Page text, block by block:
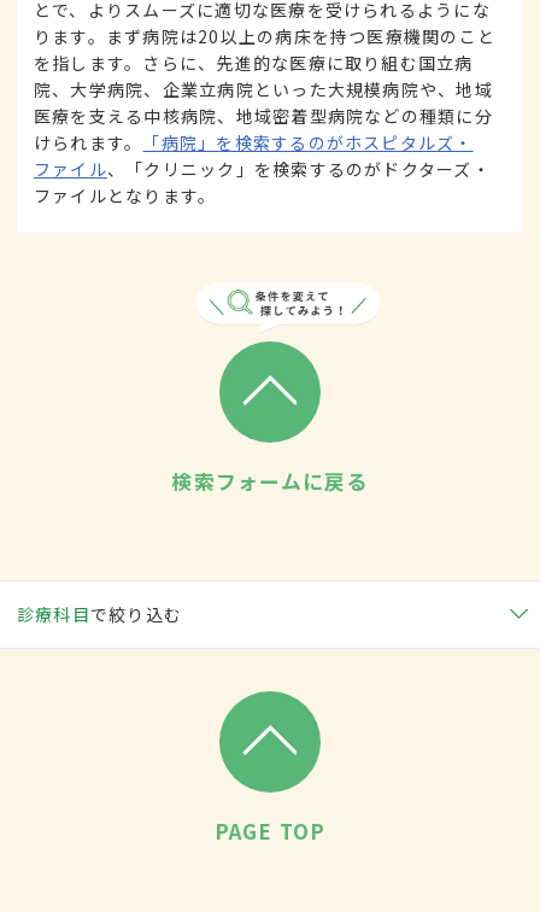
とで、よりスムーズに適切な医療を受けられるようにな
ります。まず病院は20以上の病床を持つ医療機関のこと
を指します。さらに、先進的な医療に取り組む国立病
院、大学病院、企業立病院といった大規模病院や、地域
医療を支える中核病院、地域密着型病院などの種類に分
けられます。
「病院」を検索するのがホスピタルズ・
ファイル、「クリニック」を検索するのがドクターズ・
ファイルとなります。
検索フォームに戻る
診療科目で絞り込む
PAGE TOP